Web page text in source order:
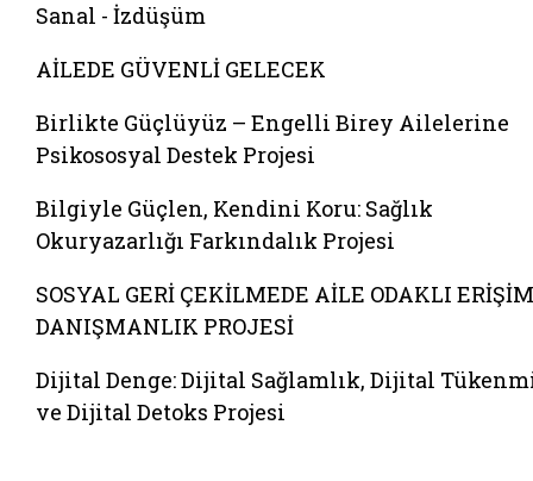
Sanal - İzdüşüm
AİLEDE GÜVENLİ GELECEK
Birlikte Güçlüyüz – Engelli Birey Ailelerine
Psikososyal Destek Projesi
Bilgiyle Güçlen, Kendini Koru: Sağlık
Okuryazarlığı Farkındalık Projesi
SOSYAL GERİ ÇEKİLMEDE AİLE ODAKLI
DANIŞMANLIK PROJESİ
Dijital Denge: Dijital Sağlamlık, Dijital
ve Dijital Detoks Projesi